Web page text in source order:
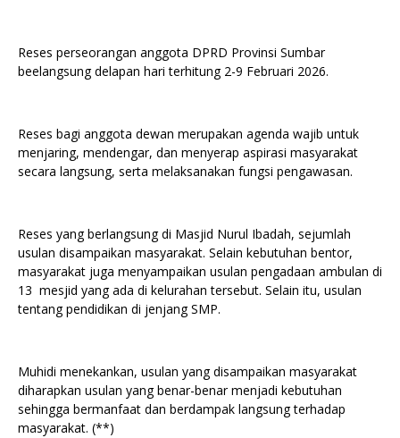
Reses perseorangan anggota DPRD Provinsi Sumbar
beelangsung delapan hari terhitung 2-9 Februari 2026.
Reses bagi anggota dewan merupakan agenda wajib untuk
menjaring, mendengar, dan menyerap aspirasi masyarakat
secara langsung, serta melaksanakan fungsi pengawasan.
Reses yang berlangsung di Masjid Nurul Ibadah, sejumlah
usulan disampaikan masyarakat. Selain kebutuhan bentor,
masyarakat juga menyampaikan usulan pengadaan ambulan di
13 mesjid yang ada di kelurahan tersebut. Selain itu, usulan
tentang pendidikan di jenjang SMP.
Muhidi menekankan, usulan yang disampaikan masyarakat
diharapkan usulan yang benar-benar menjadi kebutuhan
sehingga bermanfaat dan berdampak langsung terhadap
masyarakat. (**)